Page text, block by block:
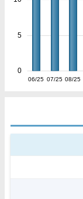
06/25 07/25 08/25
0
5